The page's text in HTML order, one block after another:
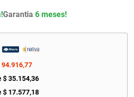
Garantia 6 meses!
94.916,77
$ 35.154,36
$ 17.577,18